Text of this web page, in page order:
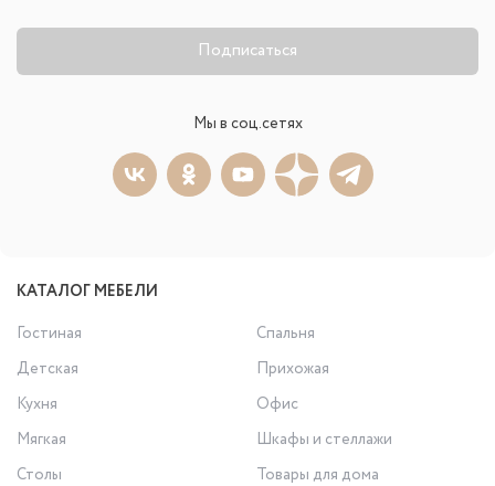
Подписаться
Мы в соц.сетях
КАТАЛОГ МЕБЕЛИ
Гостиная
Спальня
Детская
Прихожая
Кухня
Офис
Мягкая
Шкафы и стеллажи
Столы
Товары для дома